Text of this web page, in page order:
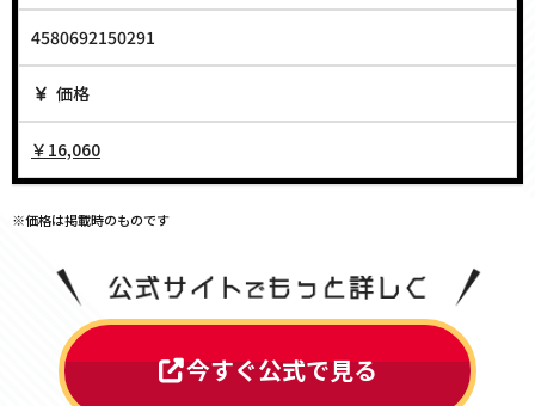
4580692150291
価格
￥16,060
※価格は掲載時のものです
今すぐ公式で見る